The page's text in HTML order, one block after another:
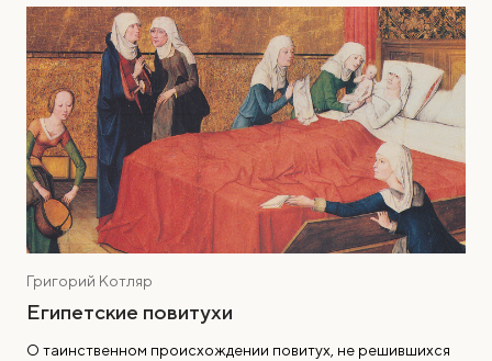
Григорий Котляр
Египетские повитухи
О таинственном происхождении повитух, не решившихся